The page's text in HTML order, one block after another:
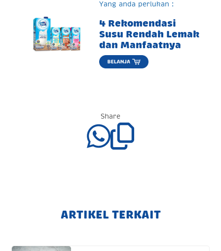
Yang anda perlukan :
4 Rekomendasi
Susu Rendah Lemak
dan Manfaatnya
Share
ARTIKEL TERKAIT